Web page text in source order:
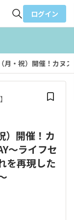
検索
ログイン
月・祝）開催！カヌ
）開催！カ
〜ライフセ
を再現した